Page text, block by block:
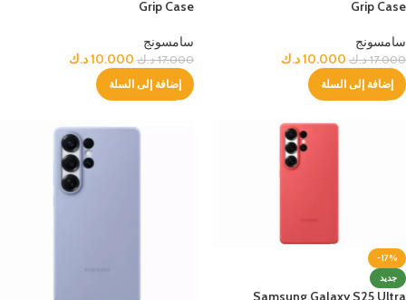
Grip Case
سامسونج
17.000 د.ك 10.000د.ك
إضافة إلى السلة
Grip Case
سامسونج
17.000 د.ك 10.000د.ك
إضافة إلى السلة
-17%
جديد
Samsung Galaxy S25 Ultra